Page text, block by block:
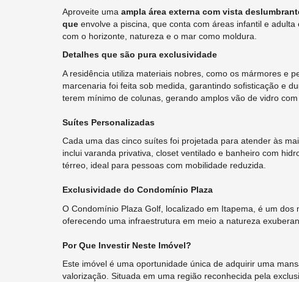
Aproveite uma ampla área externa com vista
que envolve a piscina, que conta com áreas infantil e
com o horizonte, natureza e o mar como moldura.
Detalhes que são pura exclusividade
A residência utiliza materiais nobres, como os mármores e
marcenaria foi feita sob medida, garantindo sofisticação e
terem mínimo de colunas, gerando amplos vão de vidro
Suítes Personalizadas
Cada uma das cinco suítes foi projetada para atender às
inclui varanda privativa, closet ventilado e banheiro com
térreo, ideal para pessoas com mobilidade reduzida.
Exclusividade do Condomínio Plaza
O Condomínio Plaza Golf, localizado em Itapema, é um dos
oferecendo uma infraestrutura em meio a natureza
Por Que Investir Neste Imóvel?
Este imóvel é uma oportunidade única de adquirir uma
valorização. Situada em uma região reconhecida pela